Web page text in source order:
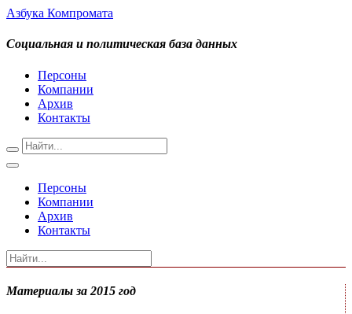
Азбука Компромата
Социальная и политическая база данных
Персоны
Компании
Архив
Контакты
Персоны
Компании
Архив
Контакты
Материалы за 2015 год